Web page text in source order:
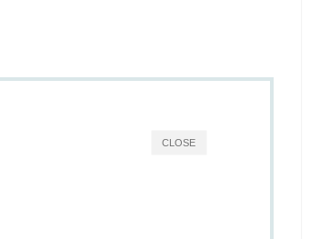
CLOSE